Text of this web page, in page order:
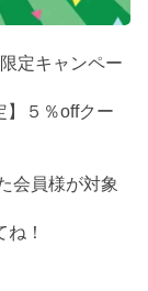
定キャンペー
】５％offクー
会員様が対象
！